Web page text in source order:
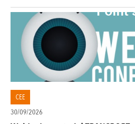
CEE
30/09/2026